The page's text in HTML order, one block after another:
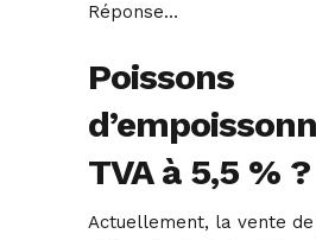
Réponse…
Poissons
TVA à 5,5 % ?
Actuellement, la vente de